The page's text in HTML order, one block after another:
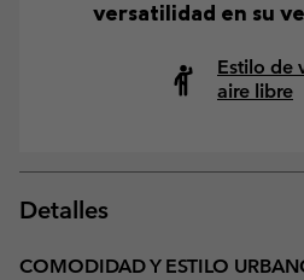
versatilidad en su
Estilo de
aire libre
Detalles
COMODIDAD Y ESTILO